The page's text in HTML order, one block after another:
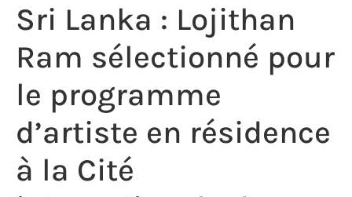
Sri Lanka : Lojithan
Ram sélectionné pour
le programme
d’artiste en résidence
à la Cité